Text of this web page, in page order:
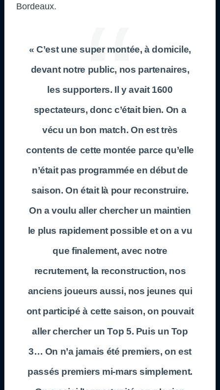
Bordeaux.
« C’est une super montée, à domicile,
devant notre public, nos partenaires,
les supporters. Il y avait 1600
spectateurs, donc c’était bien. On a
vécu un bon match. On est très
contents de cette montée parce qu’elle
n’était pas programmée en début de
saison. On était là pour reconstruire.
On a voulu aller chercher un maintien
le plus rapidement possible et on a vu
que finalement, avec notre
recrutement, la reconstruction, nos
anciens joueurs aussi, nos jeunes qui
ont participé à cette saison, on pouvait
aller chercher un Top 5. Puis un Top
3… On n’a jamais été premiers, on est
passés premiers mi-mars simplement.